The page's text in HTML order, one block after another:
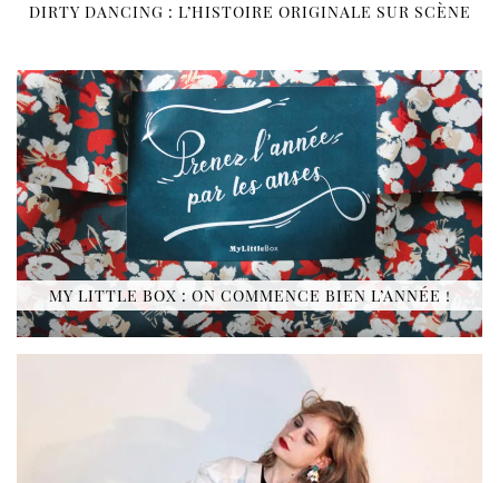
DIRTY DANCING : L’HISTOIRE ORIGINALE SUR SCÈNE
MY LITTLE BOX : ON COMMENCE BIEN L’ANNÉE !